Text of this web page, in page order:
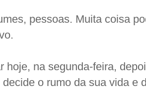
pessoas. Muita coisa
hoje, na segunda-feira,
o rumo da sua vida e